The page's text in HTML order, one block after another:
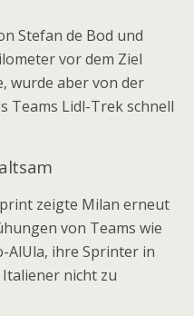
Stefan de Bod und
vor dem Ziel
wurde aber von der
Teams Lidl-Trek schnell
zeigte Milan erneut
von Teams wie
AlUla, ihre Sprinter in
nicht zu